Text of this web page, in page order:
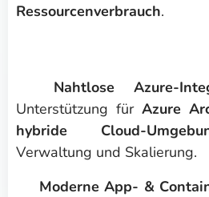
Ressourcenverbrauch.
Nahtlose Azure-
Unterstützung für Azure
hybride Cloud-
Verwaltung und Skalierung.
Moderne App- &